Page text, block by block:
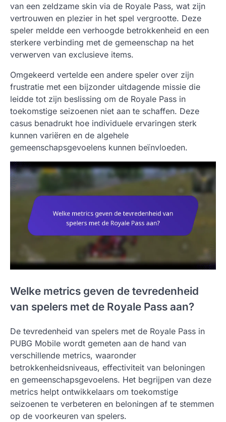
van een zeldzame skin via de Royale Pass, wat zijn
vertrouwen en plezier in het spel vergrootte. Deze
speler meldde een verhoogde betrokkenheid en een
sterkere verbinding met de gemeenschap na het
verwerven van exclusieve items.
Omgekeerd vertelde een andere speler over zijn
frustratie met een bijzonder uitdagende missie die
leidde tot zijn beslissing om de Royale Pass in
toekomstige seizoenen niet aan te schaffen. Deze
casus benadrukt hoe individuele ervaringen sterk
kunnen variëren en de algehele
gemeenschapsgevoelens kunnen beïnvloeden.
Welke metrics geven de tevredenheid
van spelers met de Royale Pass aan?
De tevredenheid van spelers met de Royale Pass in
PUBG Mobile wordt gemeten aan de hand van
verschillende metrics, waaronder
betrokkenheidsniveaus, effectiviteit van beloningen
en gemeenschapsgevoelens. Het begrijpen van deze
metrics helpt ontwikkelaars om toekomstige
seizoenen te verbeteren en beloningen af te stemmen
op de voorkeuren van spelers.